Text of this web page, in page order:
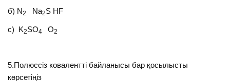
б) N2 Na2S HF
с) K2SO4 O2
5.Полюссіз ковалентті байланысы бар қосылысты
көрсетіңіз